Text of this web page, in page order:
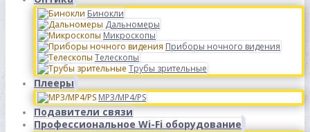
Бинокли
Дальномеры
Микроскопы
Приборы ночного видения
Телескопы
Трубы зрительные
Плееры
MP3/MP4/PS
Подавители связи
Профессиональное Wi-Fi оборудование